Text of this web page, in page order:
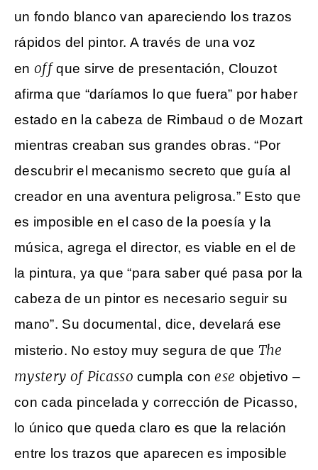
un fondo blanco van apareciendo los trazos
rápidos del pintor. A través de una voz
enoffque sirve de presentación, Clouzot
afirma que “daríamos lo que fuera” por haber
estado en la cabeza de Rimbaud o de Mozart
mientras creaban sus grandes obras. “Por
descubrir el mecanismo secreto que guía al
creador en una aventura peligrosa.” Esto que
es imposible en el caso de la poesía y la
música, agrega el director, es viable en el de
la pintura, ya que “para saber qué pasa por la
cabeza de un pintor es necesario seguir su
mano”. Su documental, dice, develará ese
misterio. No estoy muy segura de que The
mystery of Picasso cumpla conese objetivo –
con cada pincelada y corrección de Picasso,
lo único que queda claro es que la relación
entre los trazos que aparecen es imposible